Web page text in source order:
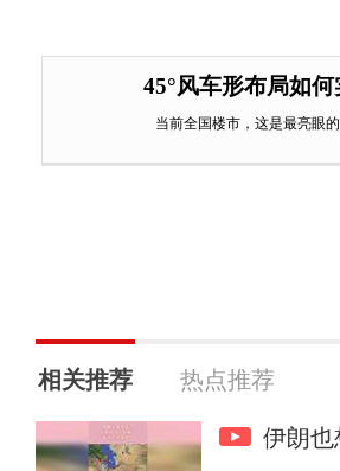
45°风车形布局如
当前全国楼市，这是最亮眼
相关推荐 热点推荐
伊朗也